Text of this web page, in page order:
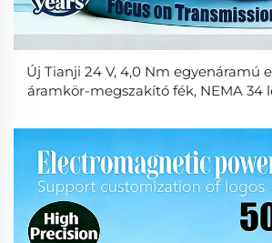
Új Tianji 24 V, 4,0 Nm egyenáramú
áramkör-megszakító fék, NEMA 34
fordulat/perc